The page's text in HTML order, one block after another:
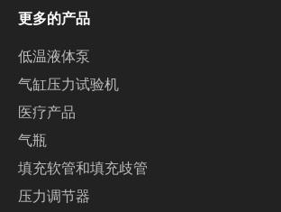
更多的产品
低温液体泵
气缸压力试验机
医疗产品
气瓶
填充软管和填充歧管
压力调节器